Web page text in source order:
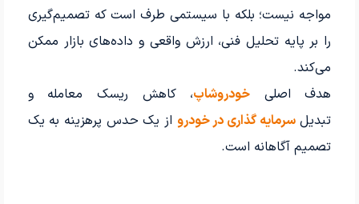
مواجه نیست؛ بلکه با سیستمی طرف است که تصمیم‌گیری
را بر پایه تحلیل فنی، ارزش واقعی و داده‌های بازار ممکن
می‌کند.
هدف اصلی خودروشاپ، کاهش ریسک معامله و
تبدیلسرمایه گذاری در خودرو از یک حدس پرهزینه به یک
تصمیم آگاهانه است.